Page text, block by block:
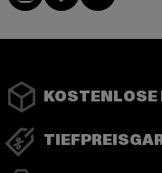
KOSTENLOSE